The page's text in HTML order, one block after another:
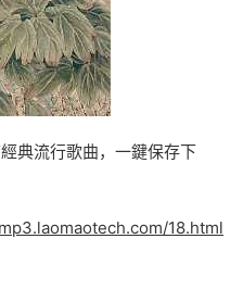
典流行歌曲，一鍵保存下
18.html